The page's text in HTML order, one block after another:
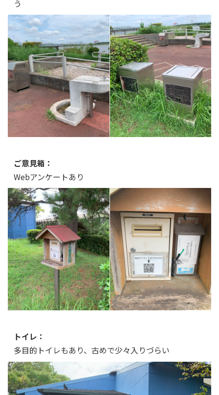
う
ご意見箱：
Webアンケートあり
トイレ：
多目的トイレもあり、古めで少々入りづらい